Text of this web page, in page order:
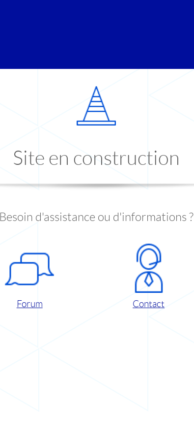
Site en construction
Besoin d'assistance ou d'informations ?
Forum Contact